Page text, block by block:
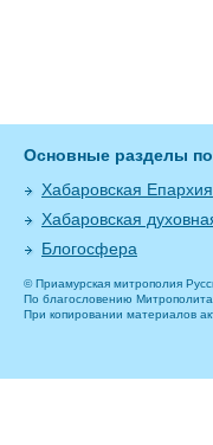
Основные разделы
Хабаровская Епархия
Хабаровская
Блогосфера
© Приамурская митрополия
По благословению
При копировании материалов